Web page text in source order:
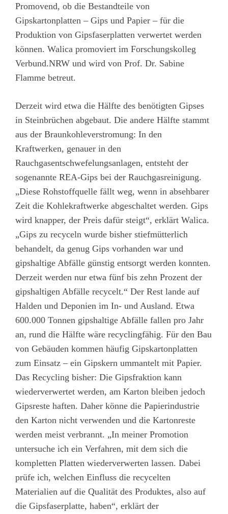
Promovend, ob die Bestandteile von
Gipskartonplatten – Gips und Papier – für die
Produktion von Gipsfaserplatten verwertet werden
können. Walica promoviert im Forschungskolleg
Verbund.NRW und wird von Prof. Dr. Sabine
Flamme betreut.
Derzeit wird etwa die Hälfte des benötigten Gipses
in Steinbrüchen abgebaut. Die andere Hälfte stammt
aus der Braunkohleverstromung: In den
Kraftwerken, genauer in den
Rauchgasentschwefelungsanlagen, entsteht der
sogenannte REA-Gips bei der Rauchgasreinigung.
„Diese Rohstoffquelle fällt weg, wenn in absehbarer
Zeit die Kohlekraftwerke abgeschaltet werden. Gips
wird knapper, der Preis dafür steigt“, erklärt Walica.
„Gips zu recyceln wurde bisher stiefmütterlich
behandelt, da genug Gips vorhanden war und
gipshaltige Abfälle günstig entsorgt werden konnten.
Derzeit werden nur etwa fünf bis zehn Prozent der
gipshaltigen Abfälle recycelt.“ Der Rest lande auf
Halden und Deponien im In- und Ausland. Etwa
600.000 Tonnen gipshaltige Abfälle fallen pro Jahr
an, rund die Hälfte wäre recyclingfähig. Für den Bau
von Gebäuden kommen häufig Gipskartonplatten
zum Einsatz – ein Gipskern ummantelt mit Papier.
Das Recycling bisher: Die Gipsfraktion kann
wiederverwertet werden, am Karton bleiben jedoch
Gipsreste haften. Daher könne die Papierindustrie
den Karton nicht verwenden und die Kartonreste
werden meist verbrannt. „In meiner Promotion
untersuche ich ein Verfahren, mit dem sich die
kompletten Platten wiederverwerten lassen. Dabei
prüfe ich, welchen Einfluss die recycelten
Materialien auf die Qualität des Produktes, also auf
die Gipsfaserplatte, haben“, erklärt der